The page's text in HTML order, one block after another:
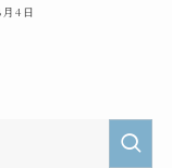
4日